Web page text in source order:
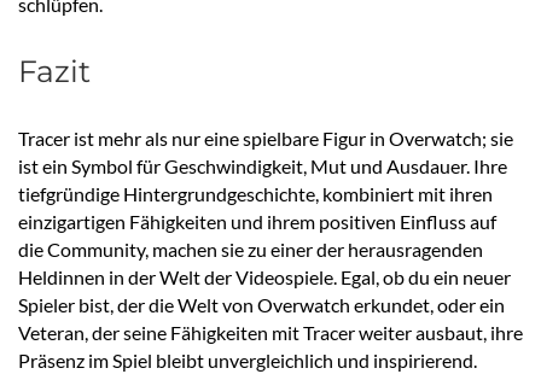
schlüpfen.
Fazit
Tracer ist mehr als nur eine spielbare Figur in Overwatch; sie
ist ein Symbol für Geschwindigkeit, Mut und Ausdauer. Ihre
tiefgründige Hintergrundgeschichte, kombiniert mit ihren
einzigartigen Fähigkeiten und ihrem positiven Einfluss auf
die Community, machen sie zu einer der herausragenden
Heldinnen in der Welt der Videospiele. Egal, ob du ein neuer
Spieler bist, der die Welt von Overwatch erkundet, oder ein
Veteran, der seine Fähigkeiten mit Tracer weiter ausbaut, ihre
Präsenz im Spiel bleibt unvergleichlich und inspirierend.